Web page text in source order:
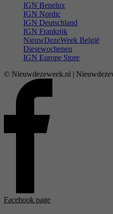
IGN Benelux
IGN Nordic
IGN Deutschland
IGN Frankrijk
NieuwDezeWeek België
Diesewocheneu
IGN Europe Store
© Nieuwdezeweek.nl |
Facebook page